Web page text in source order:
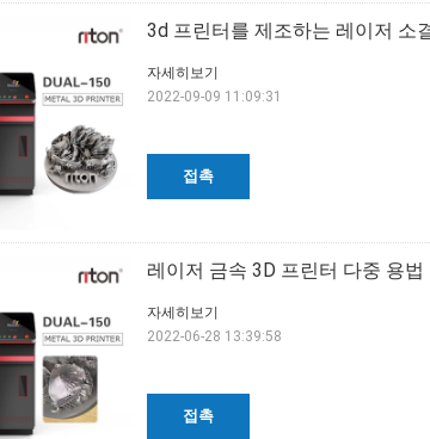
3d 프린터를 제조하는 레이저 소
접촉
자세히보기
2022-09-09 11:09:31
레이저 금속 3D 프린터 다중 용
접촉
자세히보기
2022-06-28 13:39:58